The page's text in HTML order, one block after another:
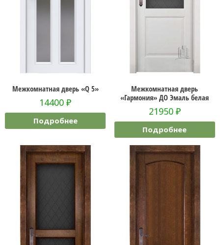
Межкомнатная дверь «Q 5»
14400₽
Подробнее
Межкомнатная дверь
«Гармония» ДО Эмаль белая
21950 ₽
Подробнее